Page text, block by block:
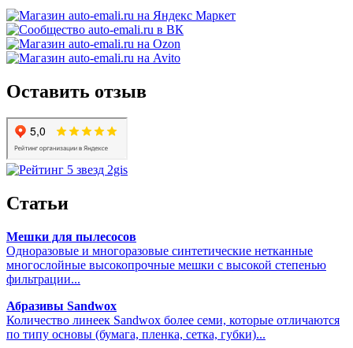
Оставить отзыв
Статьи
Мешки для пылесосов
Одноразовые и многоразовые синтетические нетканные
многослойные высокопрочные мешки с высокой степенью
фильтрации...
Абразивы Sandwox
Количество линеек Sandwox более семи, которые отличаются
по типу основы (бумага, пленка, сетка, губки)...